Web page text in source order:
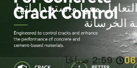
معها واستخداماتها
الخرسانة
2:59 صباحًا